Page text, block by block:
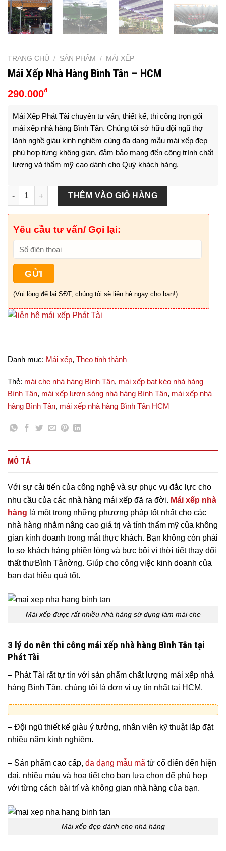
TRANG CHỦ / SẢN PHẨM / MÁI XẾP
Mái Xếp Nhà Hàng Bình Tân – HCM
290.000₫
Mái Xếp Phát Tài chuyên tư vấn, thiết kế, thi công trọn gói
mái xếp nhà hàng Bình Tân. Chúng tôi sở hữu đội ngũ thợ
lành nghề giàu kinh nghiệm cùng đa dạng mẫu mái xếp đẹp
phù hợp từng không gian, đảm bảo mang đến công trình chất
lượng và thẩm mỹ cao dành cho Quý khách hàng.
Mái Xếp Nhà Hàng Bình Tân - HCM số lượng
THÊM VÀO GIỎ HÀNG
Yêu cầu tư vấn/ Gọi lại:
(Vui lòng để lại SĐT, chúng tôi sẽ liên hệ ngay cho bạn!)
Danh mục: Mái xếp, Theo tỉnh thành
Thẻ: mái che nhà hàng Bình Tân, mái xếp bạt kéo nhà hàng
Bình Tân, mái xếp lượn sóng nhà hàng Bình Tân, mái xếp nhà
hàng Bình Tân, mái xếp nhà hàng Bình Tân HCM
MÔ TẢ
Với sự cải tiến của công nghệ và sự phục vụ đắc lực cho
nhu cầu của các nhà hàng mái xếp đã ra đời. Mái xếp nhà
hàng là một trong những phương pháp tốt nhất cho các
nhà hàng nhằm nâng cao giá trị và tính thẩm mỹ của không
gian kinh doanh trong mắt thực khách. Bạn không còn phải
lo sợ khách hàng phiền lòng và bực bội vì thời tiết thay đổi
thất thưBình Tânờng. Giúp cho công việc kinh doanh của
bạn đạt hiệu quả tốt.
Mái xếp được rất nhiều nhà hàng sử dụng làm mái che
3 lý do nên thi công mái xếp nhà hàng Bình Tân tại
Phát Tài
– Phát Tài rất tự tin với sản phẩm chất lượng mái xếp nhà
hàng Bình Tân, chúng tôi là đơn vị uy tín nhất tại HCM.
– Đội ngũ thiết kế giàu ý tưởng, nhân viên kỹ thuật lắp đặt
nhiều năm kinh nghiệm.
– Sản phẩm cao cấp, đa dạng mẫu mã từ cổ điển đến hiện
đại, nhiều màu và họa tiết cho bạn lựa chọn để phù hợp
với từng cách bài trí và không gian nhà hàng của bạn.
Mái xếp đẹp dành cho nhà hàng